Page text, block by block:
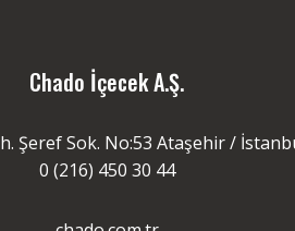
Chado İçecek A.Ş.
Şeref Sok. No:53 Ataşehir /
0 (216) 450 30 44